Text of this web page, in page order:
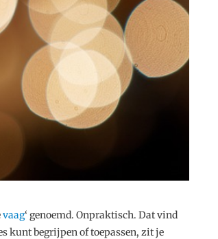
vaag‘ genoemd. Onpraktisch. Dat vind
kunt begrijpen of toepassen, zit je